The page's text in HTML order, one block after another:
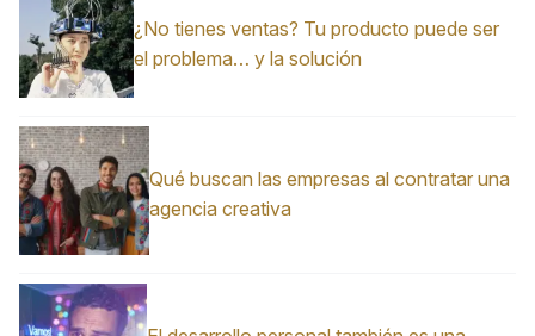
¿No tienes ventas? Tu producto puede ser
el problema… y la solución
Qué buscan las empresas al contratar una
agencia creativa